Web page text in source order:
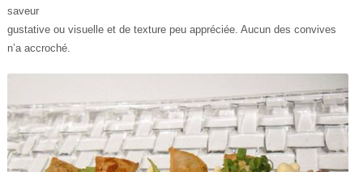
saveur
gustative ou visuelle et de texture peu appréciée. Aucun des convives
n’a accroché.